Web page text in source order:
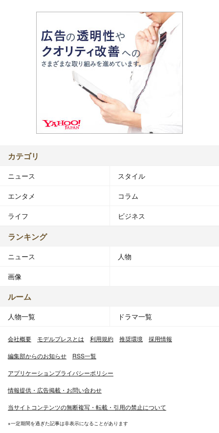
カテゴリ
ニュース スタイル
エンタメ コラム
ライフ ビジネス
ランキング
ニュース 人物
画像
ルーム
人物一覧 ドラマ一覧
会社概要 モデルプレスとは 利用規約 推奨環境 採用情報
編集部からのお知らせ RSS一覧
アプリケーションプライバシーポリシー
情報提供・広告掲載・お問い合わせ
当サイトコンテンツの無断複写・転載・引用の禁止について
※一定期間を過ぎた記事は非表示になることがあります